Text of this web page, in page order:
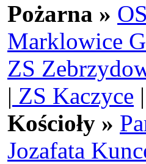
Pożarna »
Marklowice
ZS
| ZS Kaczyce
Kościoły »
Jozafata